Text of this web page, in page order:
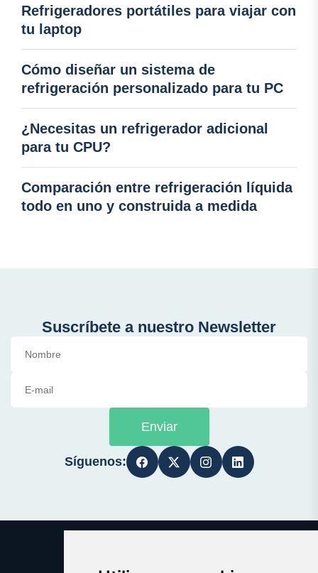
Refrigeradores portátiles para viajar con
tu laptop
Cómo diseñar un sistema de
refrigeración personalizado para tu PC
¿Necesitas un refrigerador adicional
para tu CPU?
Comparación entre refrigeración líquida
todo en uno y construida a medida
Suscríbete a nuestro Newsletter
Enviar
Síguenos: